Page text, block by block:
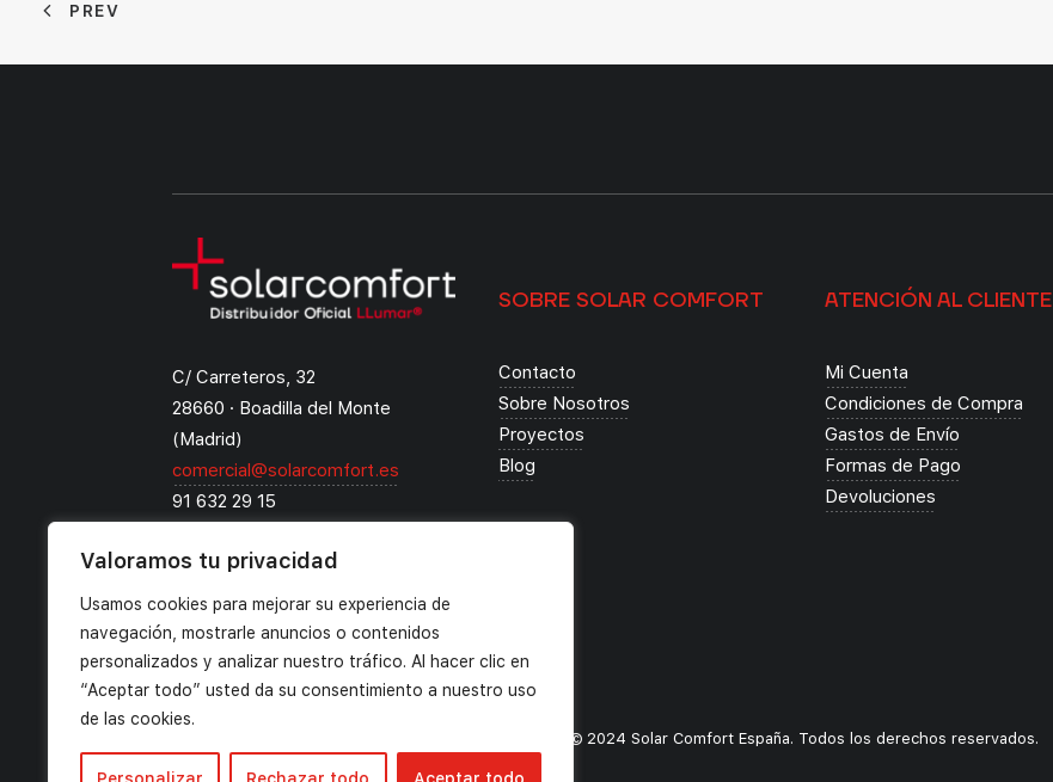
Valoramos tu privacidad
Usamos cookies para mejorar su experiencia de
navegación, mostrarle anuncios o contenidos
personalizados y analizar nuestro tráfico. Al hacer clic en
“Aceptar todo” usted da su consentimiento a nuestro uso
de las cookies.
PREV
C/ Carreteros, 32
28660 · Boadilla del Monte
(Madrid)
comercial@solarcomfort.es
91 632 29 15
SOBRE SOLAR COMFORT
Contacto
Sobre Nosotros
Proyectos
Blog
ATENCIÓN AL CLIENTE
Mi Cuenta
Condiciones de Compra
Gastos de Envío
Formas de Pago
Devoluciones
© 2024 Solar Comfort España. Todos los derechos reservados.